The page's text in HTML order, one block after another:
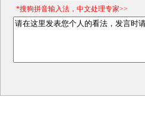
*搜狗拼音输入法，中文处理专家>>